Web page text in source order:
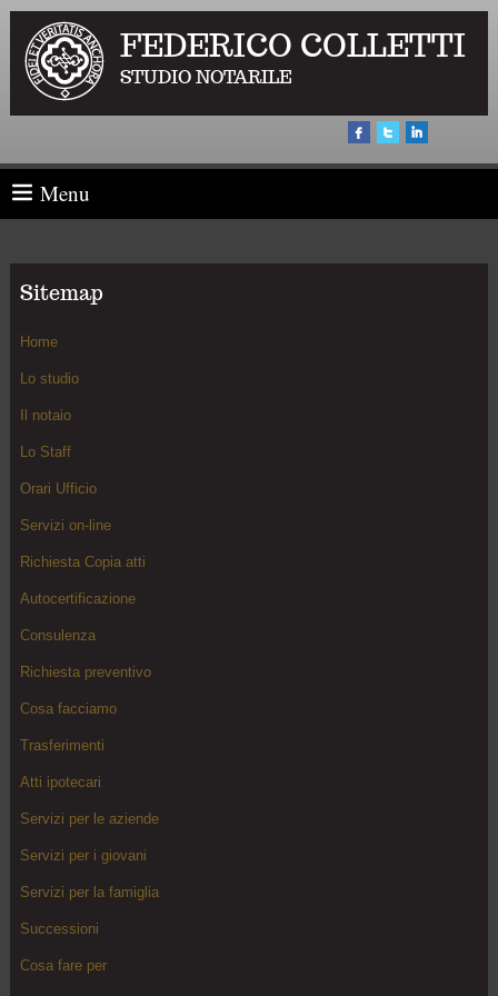
FEDERICO COLLETTI
STUDIO NOTARILE
Menu
Sitemap
Home
Lo studio
Il notaio
Lo Staff
Orari Ufficio
Servizi on-line
Richiesta Copia atti
Autocertificazione
Consulenza
Richiesta preventivo
Cosa facciamo
Trasferimenti
Atti ipotecari
Servizi per le aziende
Servizi per i giovani
Servizi per la famiglia
Successioni
Cosa fare per